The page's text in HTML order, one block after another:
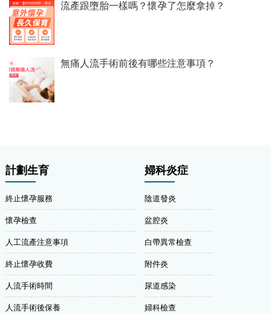
流產跟墮胎一樣嗎？懷孕了怎麼拿掉？
無痛人流手術前後有哪些注意事項？
計劃生育
終止懷孕服務
懷孕檢查
人工流產注意事項
終止懷孕收費
人流手術時間
人流手術後保養
婦科炎症
陰道發炎
盆腔炎
白帶異常檢查
附件炎
尿道感染
婦科檢查